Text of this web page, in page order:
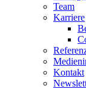
Team
Karriere
Kontakt